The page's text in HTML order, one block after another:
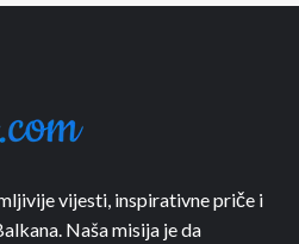
vijesti, inspirativne priče i
Naša misija je da